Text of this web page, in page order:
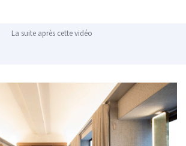
La suite après cette vidéo